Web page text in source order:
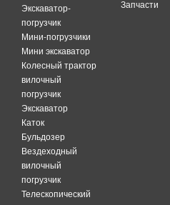
Экскаватор-
погрузчик
Мини-погрузчики
Мини экскаватор
Колесный трактор
вилочный
погрузчик
Экскаватор
Каток
Бульдозер
Вездеходный
вилочный
погрузчик
Телескопический
Запчасти